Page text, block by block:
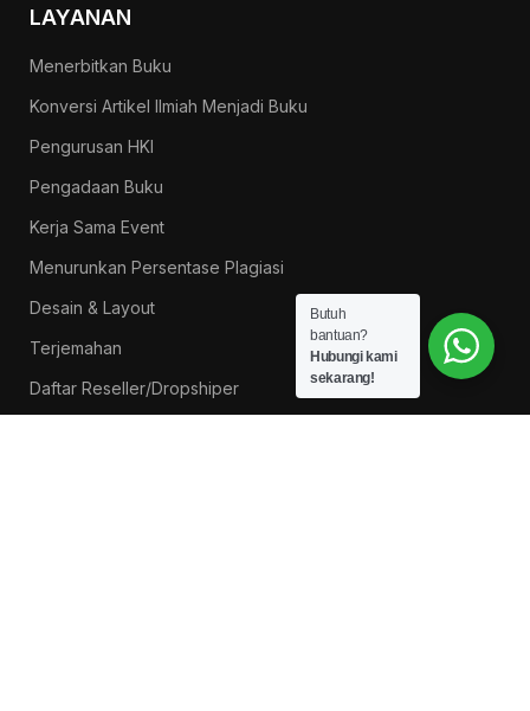
LAYANAN
Menerbitkan Buku
Konversi Artikel Ilmiah Menjadi Buku
Pengurusan HKI
Pengadaan Buku
Kerja Sama Event
Menurunkan Persentase Plagiasi
Desain & Layout
Terjemahan
Daftar Reseller/Dropshiper
Butuh
bantuan?
Hubungi kami
sekarang!